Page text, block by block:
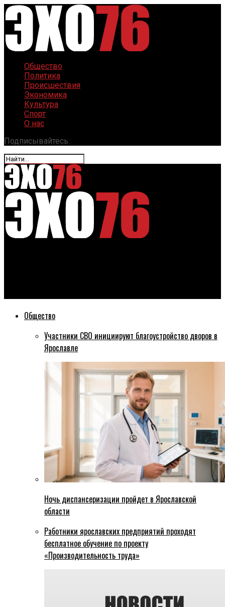
Общество
Политика
Происшествия
Экономика
Культура
Спорт
О нас
Подписывайтесь:
Общество
Участники СВО инициируют благоустройство дворов в
Ярославле
Ночь диспансеризации пройдет в Ярославской
области
Работники ярославских предприятий проходят
бесплатное обучение по проекту
«Производительность труда»